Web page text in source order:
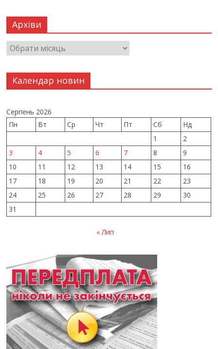
Архіви
Календар новин
Серпень 2026
Пн
Вт Ср Чт Пт Сб
Нд
1
2
3
4 5 6 7 8
9
10
11 12 13 14 15
16
17
18 19 20 21 22
23
24
25 26 27 28 29
30
31
« Лип